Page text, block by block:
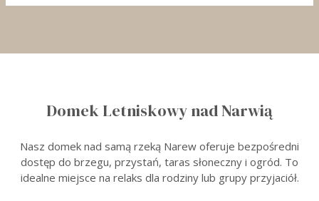
Domek Letniskowy nad Narwią
Nasz domek nad samą rzeką Narew oferuje bezpośredni
dostęp do brzegu, przystań, taras słoneczny i ogród. To
idealne miejsce na relaks dla rodziny lub grupy przyjaciół.